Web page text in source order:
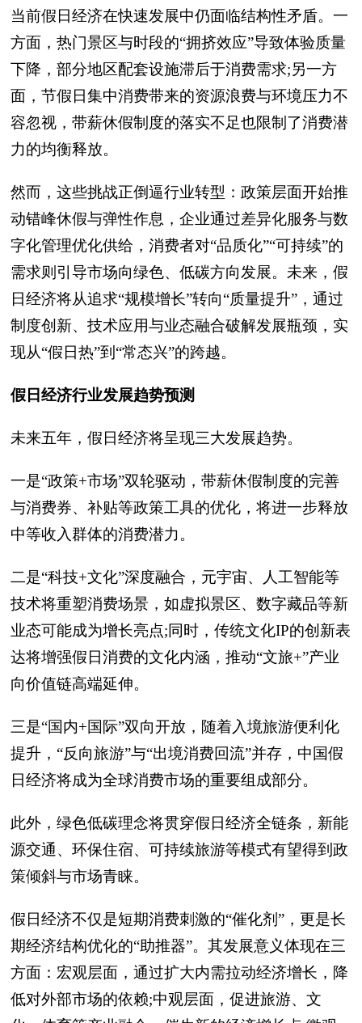
当前假日经济在快速发展中仍面临结构性矛盾。一
方面，热门景区与时段的“拥挤效应”导致体验质量
下降，部分地区配套设施滞后于消费需求;另一方
面，节假日集中消费带来的资源浪费与环境压力不
容忽视，带薪休假制度的落实不足也限制了消费潜
力的均衡释放。
然而，这些挑战正倒逼行业转型：政策层面开始推
动错峰休假与弹性作息，企业通过差异化服务与数
字化管理优化供给，消费者对“品质化”“可持续”的
需求则引导市场向绿色、低碳方向发展。未来，假
日经济将从追求“规模增长”转向“质量提升”，通过
制度创新、技术应用与业态融合破解发展瓶颈，实
现从“假日热”到“常态兴”的跨越。
假日经济行业发展趋势预测
未来五年，假日经济将呈现三大发展趋势。
一是“政策+市场”双轮驱动，带薪休假制度的完善
与消费券、补贴等政策工具的优化，将进一步释放
中等收入群体的消费潜力。
二是“科技+文化”深度融合，元宇宙、人工智能等
技术将重塑消费场景，如虚拟景区、数字藏品等新
业态可能成为增长亮点;同时，传统文化IP的创新表
达将增强假日消费的文化内涵，推动“文旅+”产业
向价值链高端延伸。
三是“国内+国际”双向开放，随着入境旅游便利化
提升，“反向旅游”与“出境消费回流”并存，中国假
日经济将成为全球消费市场的重要组成部分。
此外，绿色低碳理念将贯穿假日经济全链条，新能
源交通、环保住宿、可持续旅游等模式有望得到政
策倾斜与市场青睐。
假日经济不仅是短期消费刺激的“催化剂”，更是长
期经济结构优化的“助推器”。其发展意义体现在三
方面：宏观层面，通过扩大内需拉动经济增长，降
低对外部市场的依赖;中观层面，促进旅游、文